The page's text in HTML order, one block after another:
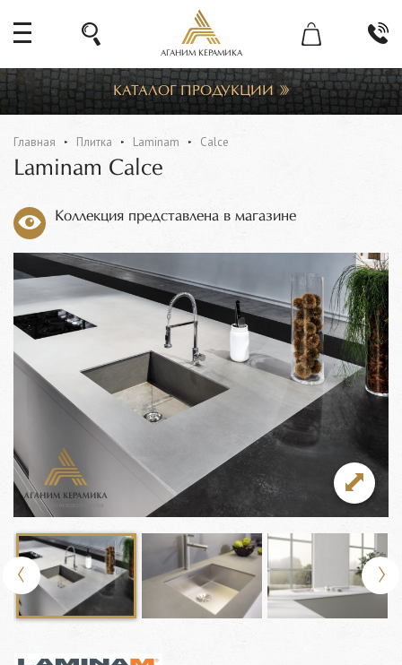
АГАНИМ КЕРАМИКА
КАТАЛОГ ПРОДУКЦИИ
Главная Плитка Laminam Calce
Laminam Calce
Коллекция представлена в магазине